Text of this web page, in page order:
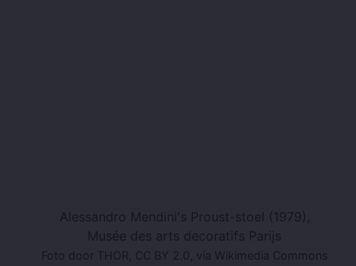
Alessandro Mendini's Proust-stoel (1979),
Musée des arts decoratifs Parijs
Foto door THOR, CC BY 2.0, via Wikimedia Commons